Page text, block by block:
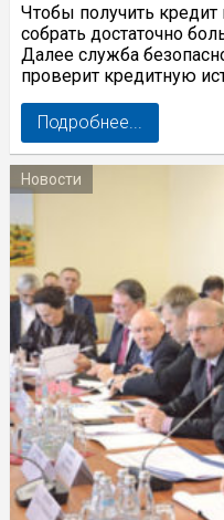
Чтобы получить кредит
собрать достаточно
Далее служба
проверит кредитную
Подробнее...
Новости